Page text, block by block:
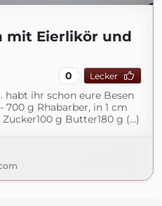
mit Eierlikör und
0 Lecker
habt ihr schon eure Besen
g Rhabarber, in 1 cm
g Butter180 g (...)